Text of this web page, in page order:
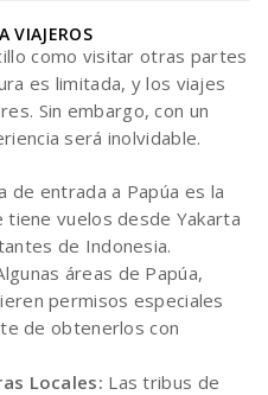
VIAJEROS
como visitar otras partes
es limitada, y los viajes
Sin embargo, con un
será inolvidable.
de entrada a Papúa es la
tiene vuelos desde Yakarta
de Indonesia.
áreas de Papúa,
permisos especiales
de obtenerlos con
Locales: Las tribus de